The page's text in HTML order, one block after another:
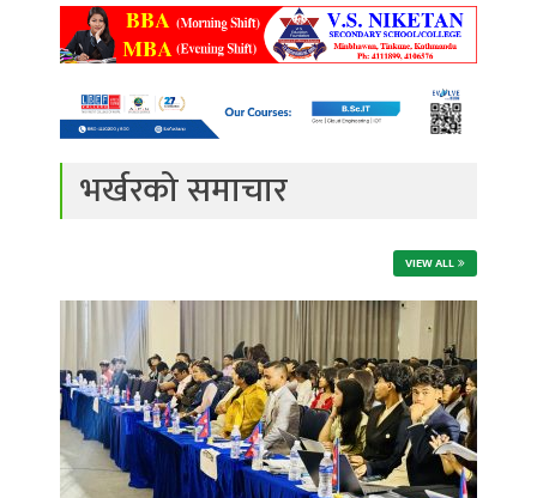
भर्खरको समाचार
VIEW ALL